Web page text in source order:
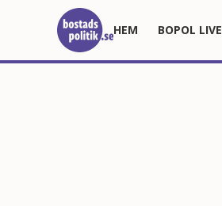
HEM BOPOL LIVE